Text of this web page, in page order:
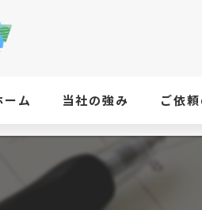
ーム 当社の強み ご依